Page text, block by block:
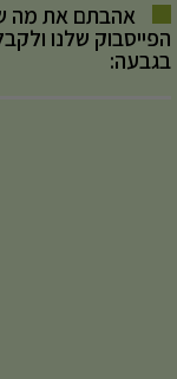
אהבתם את מה
הפייסבוק שלנו
בגבעה: